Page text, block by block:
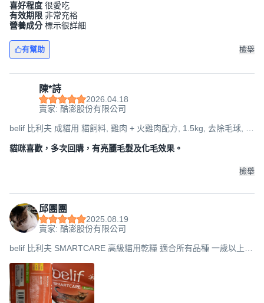
喜好程度 很愛吃
有效期限 非常充裕
營養成分 標示很詳細
有幫助 檢舉
陳*詩
2026.04.18
賣家: 酷澎股份有限公司
belif 比利夫 成貓用 貓飼料, 雞肉 + 火雞肉配方, 1.5kg, 去除毛球, 1
貓咪喜歡，多次回購，有亮麗毛髮及化毛效果。
檢舉
邱團團
2025.08.19
賣家: 酷澎股份有限公司
belif 比利夫 SMARTCARE 高級貓用乾糧 適合所有品種 一歲以上,